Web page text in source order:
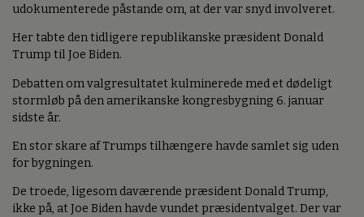
udokumenterede påstande om, at der var snyd involveret.
Her tabte den tidligere republikanske præsident Donald
Trump til Joe Biden.
Debatten om valgresultatet kulminerede med et dødeligt
stormløb på den amerikanske kongresbygning 6. januar
sidste år.
En stor skare af Trumps tilhængere havde samlet sig uden
for bygningen.
De troede, ligesom daværende præsident Donald Trump,
ikke på, at Joe Biden havde vundet præsidentvalget. Der var